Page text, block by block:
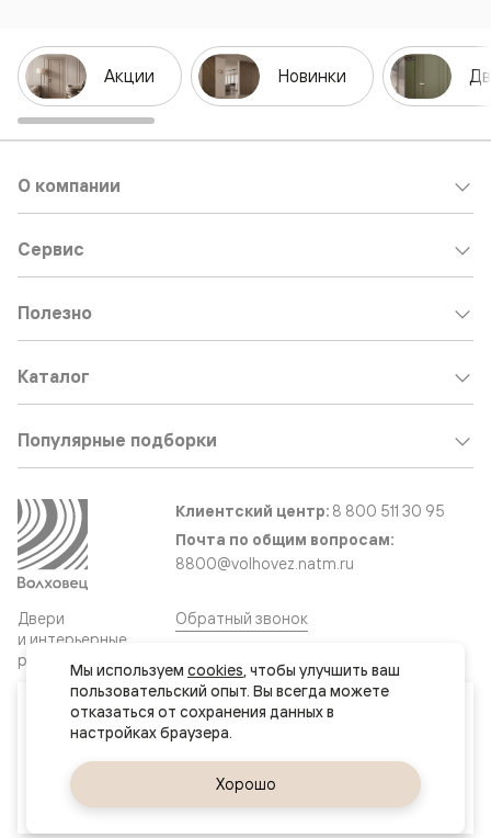
Ваш город
Нур-Султан (Астана)
Акции Новинки
Двери
и интерьерные
решения
О компании
Сервис
Полезно
Каталог
Популярные подборки
Клиентский центр: 8 800 511 30 95
Почта по общим вопросам:
8800@volhovez.natm.ru
Обратный звонок
Сайт не является публичной офертой
Правовая информация
Дизайн сайта совместно с агентством
Супрематика
Мы используем cookies, чтобы улучшить ваш
пользовательский опыт. Вы всегда можете
отказаться от сохранения данных в
Хорошо